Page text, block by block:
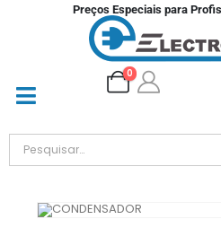
Preços Especiais para
0